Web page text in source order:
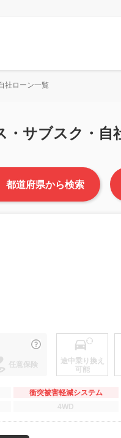
社ローン一覧
サブスク・自
都道府県から検索
任意保険
途中乗り換え
可能
衝突被害軽減システム
4WD